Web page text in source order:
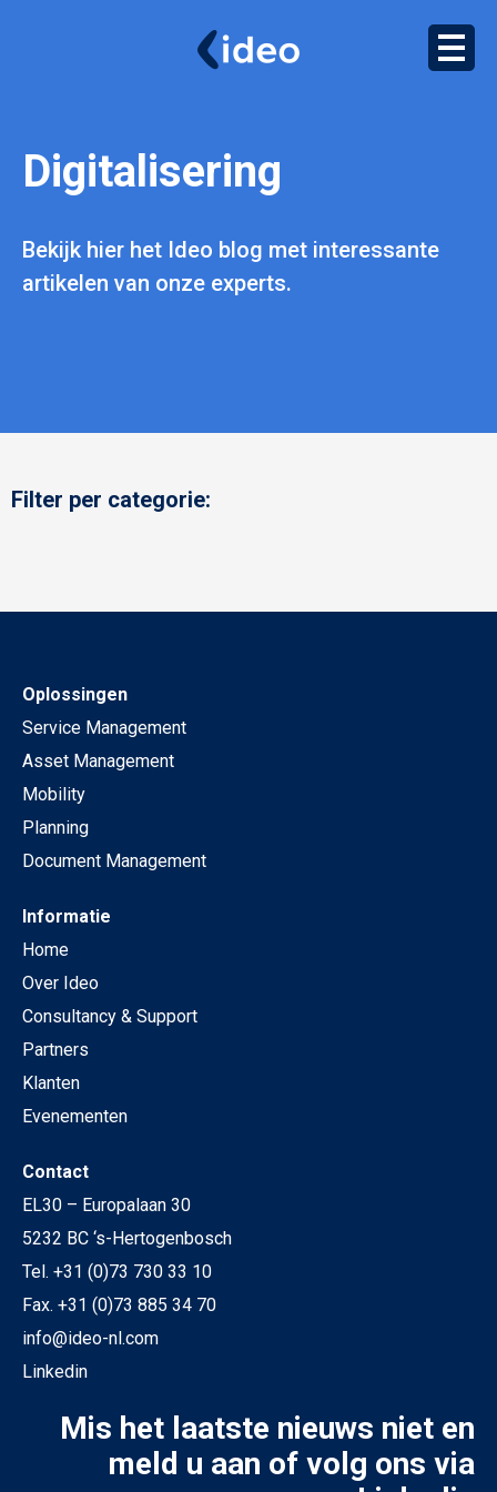
Digitalisering
Bekijk hier het Ideo blog met interessante
artikelen van onze experts.
Filter per categorie:
Oplossingen
Service Management
Asset Management
Mobility
Planning
Document Management
Informatie
Home
Over Ideo
Consultancy & Support
Partners
Klanten
Evenementen
Contact
EL30 – Europalaan 30
5232 BC ‘s-Hertogenbosch
Tel. +31 (0)73 730 33 10
Fax. +31 (0)73 885 34 70
info@ideo-nl.com
Linkedin
Mis het laatste nieuws niet en
meld u aan of volg ons via